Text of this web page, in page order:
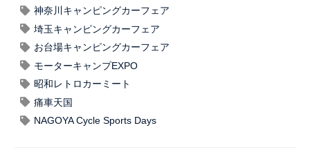
神奈川キャンピングカーフェア
埼玉キャンピングカーフェア
お台場キャンピングカーフェア
モーターキャンプEXPO
昭和レトロカーミート
痛車天国
NAGOYA Cycle Sports Days